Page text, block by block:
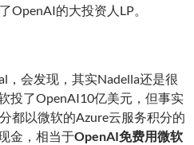
OpenAI的大投资人LP。
，会发现，其实Nadella还是很
投了OpenAI10亿美元，但事实
都以微软的Azure云服务积分的
金，相当于OpenAI免费用微软